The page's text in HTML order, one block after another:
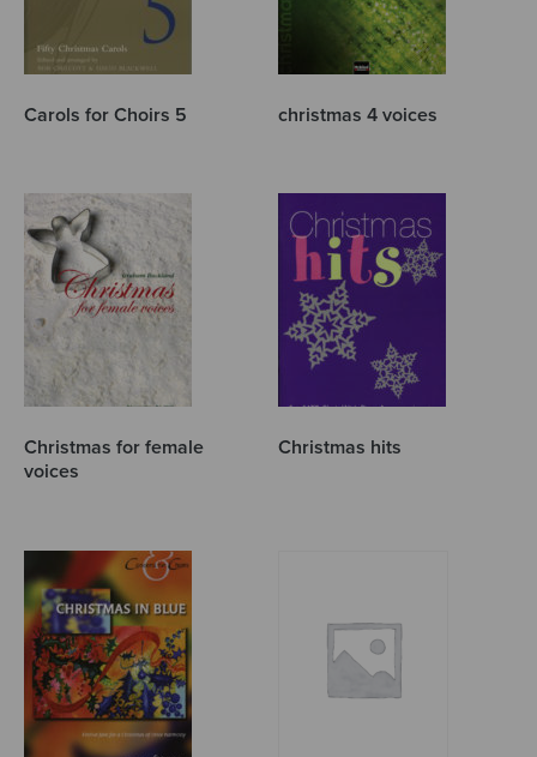
Carols for Choirs 5 christmas 4 voices
Christmas for female
voices
Christmas hits